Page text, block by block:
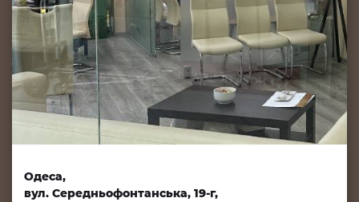
Одеса,
вул. Середньофонтанська, 19-г,